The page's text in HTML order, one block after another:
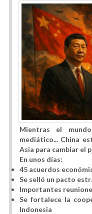
Mientras el
mediático... China
Asia para cambiar el
En unos días:
45 acuerdos
Se selló un pacto
Importantes
Se fortalece la
Indonesia